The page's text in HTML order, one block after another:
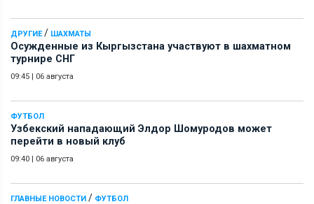
ДРУГИЕ/ ШАХМАТЫ
Осужденные из Кыргызстана участвуют в шахматном
турнире СНГ
09:45 | 06 августа
ФУТБОЛ
Узбекский нападающий Элдор Шомуродов может
перейти в новый клуб
09:40 | 06 августа
ГЛАВНЫЕ НОВОСТИ / ФУТБОЛ